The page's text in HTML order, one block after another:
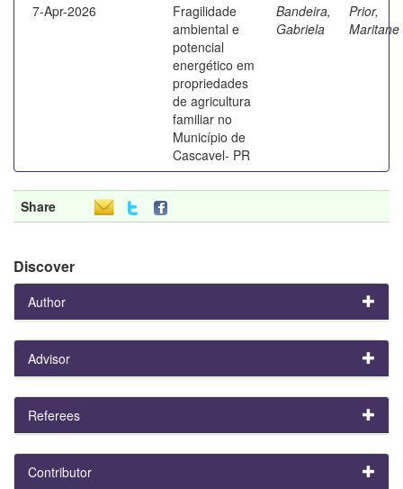
7-Apr-2026
Fragilidade
ambiental e
potencial
energético em
propriedades
de agricultura
familiar no
Município de
Cascavel- PR
Bandeira,
Gabriela
Prior,
Maritane
Share
Discover
Author
Advisor
Referees
Contributor